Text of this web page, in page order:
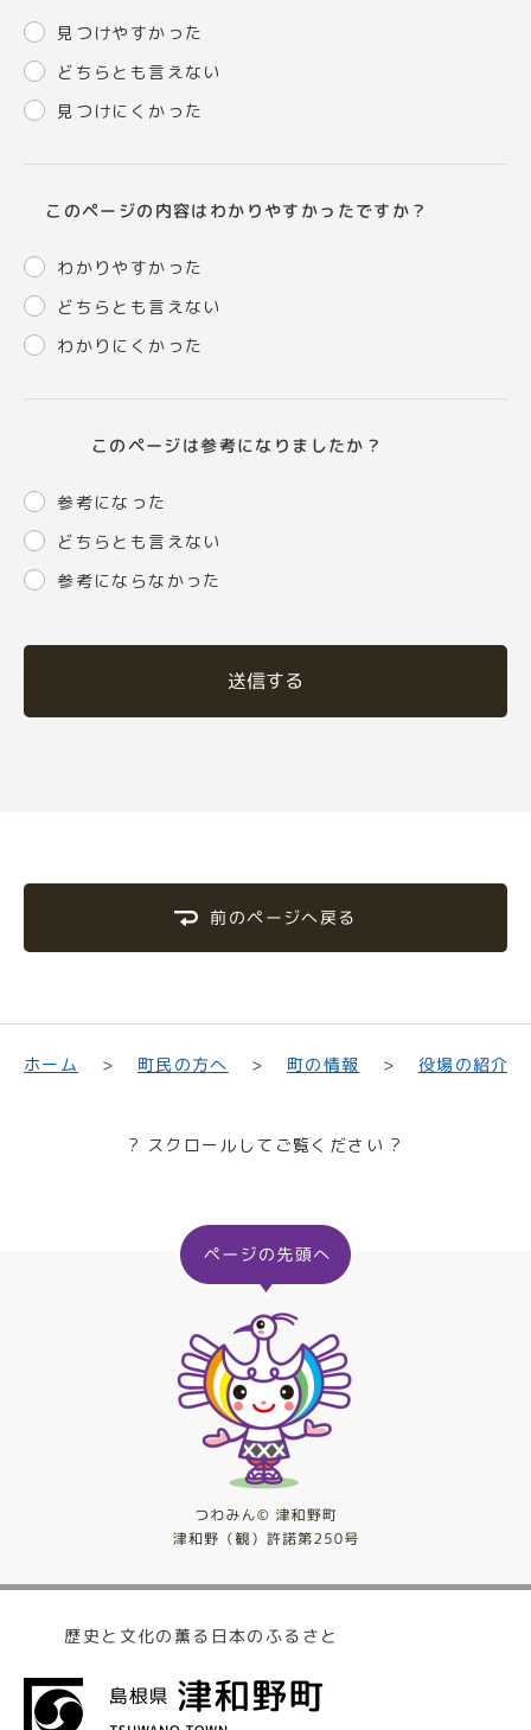
見つけやすかった
どちらとも言えない
見つけにくかった
このページの内容はわかりやすかったですか？
わかりやすかった
どちらとも言えない
わかりにくかった
このページは参考になりましたか？
参考になった
どちらとも言えない
参考にならなかった
送信する
前のページへ戻る
ホーム 町民の方へ 町の情報 役場の紹介
? スクロールしてご覧ください ?
歴史と文化の薫る日本のふるさと